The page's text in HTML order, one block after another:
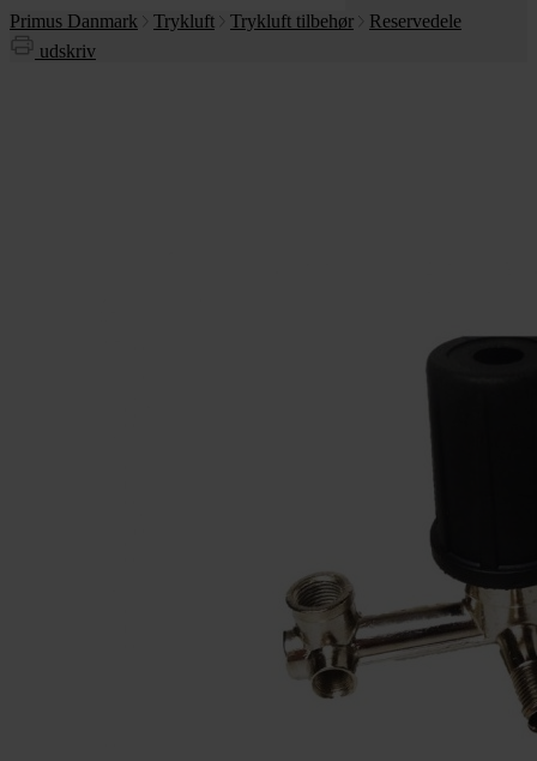
Primus Danmark Trykluft Trykluft tilbehør
Reservedele
udskriv